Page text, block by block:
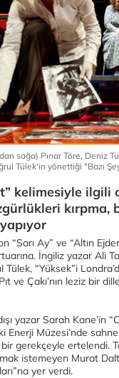
sağa) Pınar Töre, Deniz
Tülek'in yönettiği "Bazı
kelimesiyle
kırpma,
“Sarı Ay” ve “Altın
İngiliz yazar Ali
“Yüksek”i
ve Çakı’nın leziz bir
yazar Sarah Kane’in
Enerji Müzesi’nde
bir gerekçeyle
istemeyen Murat
yer verdi.